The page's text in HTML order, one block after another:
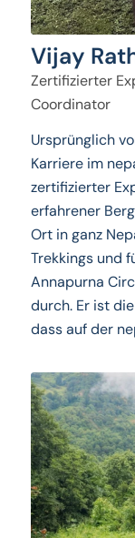
Vijay
Zertifizierter
Coordinator
Ursprünglich
Karriere im
zertifizierter
erfahrener
Ort in ganz
Trekkings und
Annapurna
durch. Er ist
dass auf der